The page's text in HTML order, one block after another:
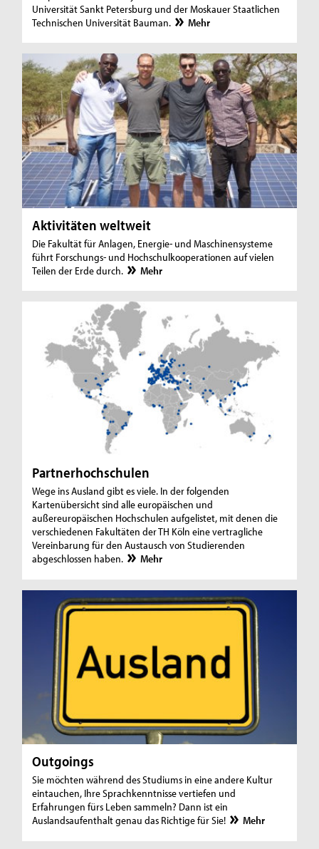
Universität Sankt Petersburg und der Moskauer Staatlichen
Technischen Universität Bauman.
Mehr
Aktivitäten weltweit
Die Fakultät für Anlagen, Energie- und Maschinensysteme
führt Forschungs- und Hochschulkooperationen auf vielen
Teilen der Erde durch.
Mehr
Partnerhochschulen
Wege ins Ausland gibt es viele. In der folgenden
Kartenübersicht sind alle europäischen und
außereuropäischen Hochschulen aufgelistet, mit denen die
verschiedenen Fakultäten der TH Köln eine vertragliche
Vereinbarung für den Austausch von Studierenden
abgeschlossen haben.
Mehr
Outgoings
Sie möchten während des Studiums in eine andere Kultur
eintauchen, Ihre Sprachkenntnisse vertiefen und
Erfahrungen fürs Leben sammeln? Dann ist ein
Auslandsaufenthalt genau das Richtige für Sie!
Mehr